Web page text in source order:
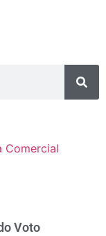
Comercial
Voto